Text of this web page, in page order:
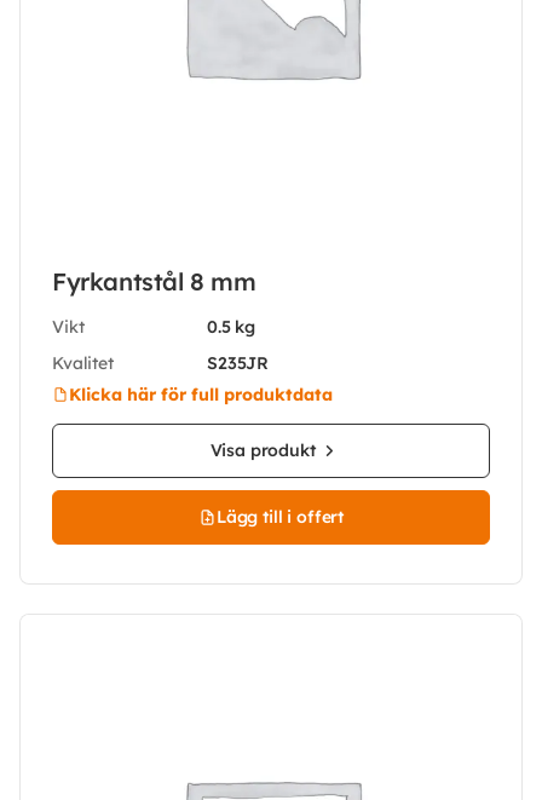
Fyrkantstål 8 mm
Vikt
0.5 kg
Kvalitet
S235JR
Klicka här för full produktdata
Visa produkt
Lägg till i offert